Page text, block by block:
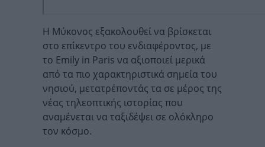
Η Μύκονος εξακολουθεί να βρίσκεται
στο επίκεντρο του ενδιαφέροντος, με
το Emily in Paris να αξιοποιεί μερικά
από τα πιο χαρακτηριστικά σημεία του
νησιού, μετατρέποντάς τα σε μέρος της
νέας τηλεοπτικής ιστορίας που
αναμένεται να ταξιδέψει σε ολόκληρο
τον κόσμο.